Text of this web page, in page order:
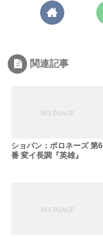
関連記事
ショパン：ポロネーズ 第6
番 変イ長調『英雄』